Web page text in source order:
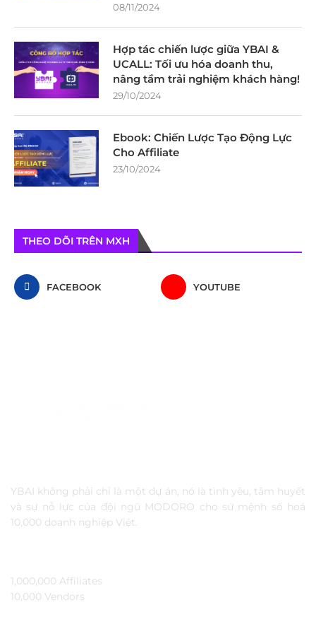
08/11/2024
Hợp tác chiến lược giữa YBAI &
UCALL: Tối ưu hóa doanh thu,
nâng tầm trải nghiệm khách hàng!
29/10/2024
Ebook: Chiến Lược Tạo Động Lực
Cho Affiliate
23/10/2024
THEO DÕI TRÊN MXH
FACEBOOK YOUTUBE
YBAI không phải chỉ là một dự án, nó là tình yêu, tâm huyết
và sự nỗ lực của đội ngũ MODORO cho sứ mệnh số hoá
10,000 doanh nghiệp Việt.
1,000,000 Affiliates​
10,000 Vendors​